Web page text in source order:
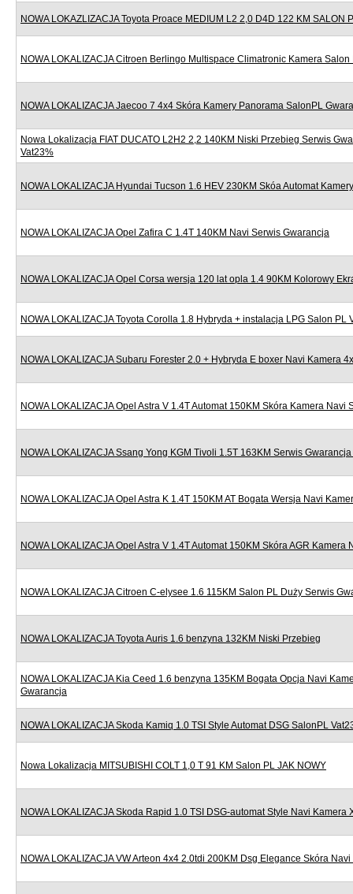
NOWA LOKAZLIZACJA Toyota Proace MEDIUM L2 2,0 D4D 122 KM SALON
NOWA LOKALIZACJA Citroen Berlingo Multispace Climatronic Kamera Salon
NOWA LOKALIZACJA Jaecoo 7 4x4 Skóra Kamery Panorama SalonPL
Nowa Lokalizacja FIAT DUCATO L2H2 2,2 140KM Niski Przebieg Serwis
Vat23%
NOWA LOKALIZACJA Hyundai Tucson 1.6 HEV 230KM Skóa Automat
NOWA LOKALIZACJA Opel Zafira C 1.4T 140KM Navi Serwis Gwarancja
NOWA LOKALIZACJA Opel Corsa wersja 120 lat opla 1.4 90KM Kolorowy
NOWA LOKALIZACJA Toyota Corolla 1.8 Hybryda + instalacja LPG Salon PL
NOWA LOKALIZACJA Subaru Forester 2.0 + Hybryda E boxer Navi Kamera
NOWA LOKALIZACJA Opel Astra V 1.4T Automat 150KM Skóra Kamera Navi
NOWA LOKALIZACJA Ssang Yong KGM Tivoli 1.5T 163KM Serwis
NOWA LOKALIZACJA Opel Astra K 1.4T 150KM AT Bogata Wersja Navi
NOWA LOKALIZACJA Opel Astra V 1.4T Automat 150KM Skóra AGR Kamera
NOWA LOKALIZACJA Citroen C-elysee 1.6 115KM Salon PL Duży Serwis
NOWA LOKALIZACJA Toyota Auris 1.6 benzyna 132KM Niski Przebieg
NOWA LOKALIZACJA Kia Ceed 1.6 benzyna 135KM Bogata Opcja Navi
Gwarancja
NOWA LOKALIZACJA Skoda Kamiq 1.0 TSI Style Automat DSG SalonPL
Nowa Lokalizacja MITSUBISHI COLT 1,0 T 91 KM Salon PL JAK NOWY
NOWA LOKALIZACJA Skoda Rapid 1.0 TSI DSG-automat Style Navi Kamera
NOWA LOKALIZACJA VW Arteon 4x4 2.0tdi 200KM Dsg Elegance Skóra